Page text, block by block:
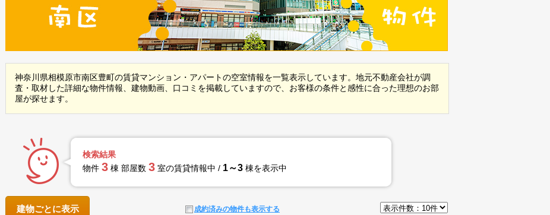
神奈川県相模原市南区豊町の賃貸マンション・アパートの空室情報を一覧表示しています。地元不動産会社が調
査・取材した詳細な物件情報、建物動画、口コミを掲載していますので、お客様の条件と感性に合った理想のお部
屋が探せます。
検索結果
物件 3 棟 部屋数 3 室の賃貸情報中 / 1～3 棟を表示中
成約済みの物件も表示する
建物ごとに表示